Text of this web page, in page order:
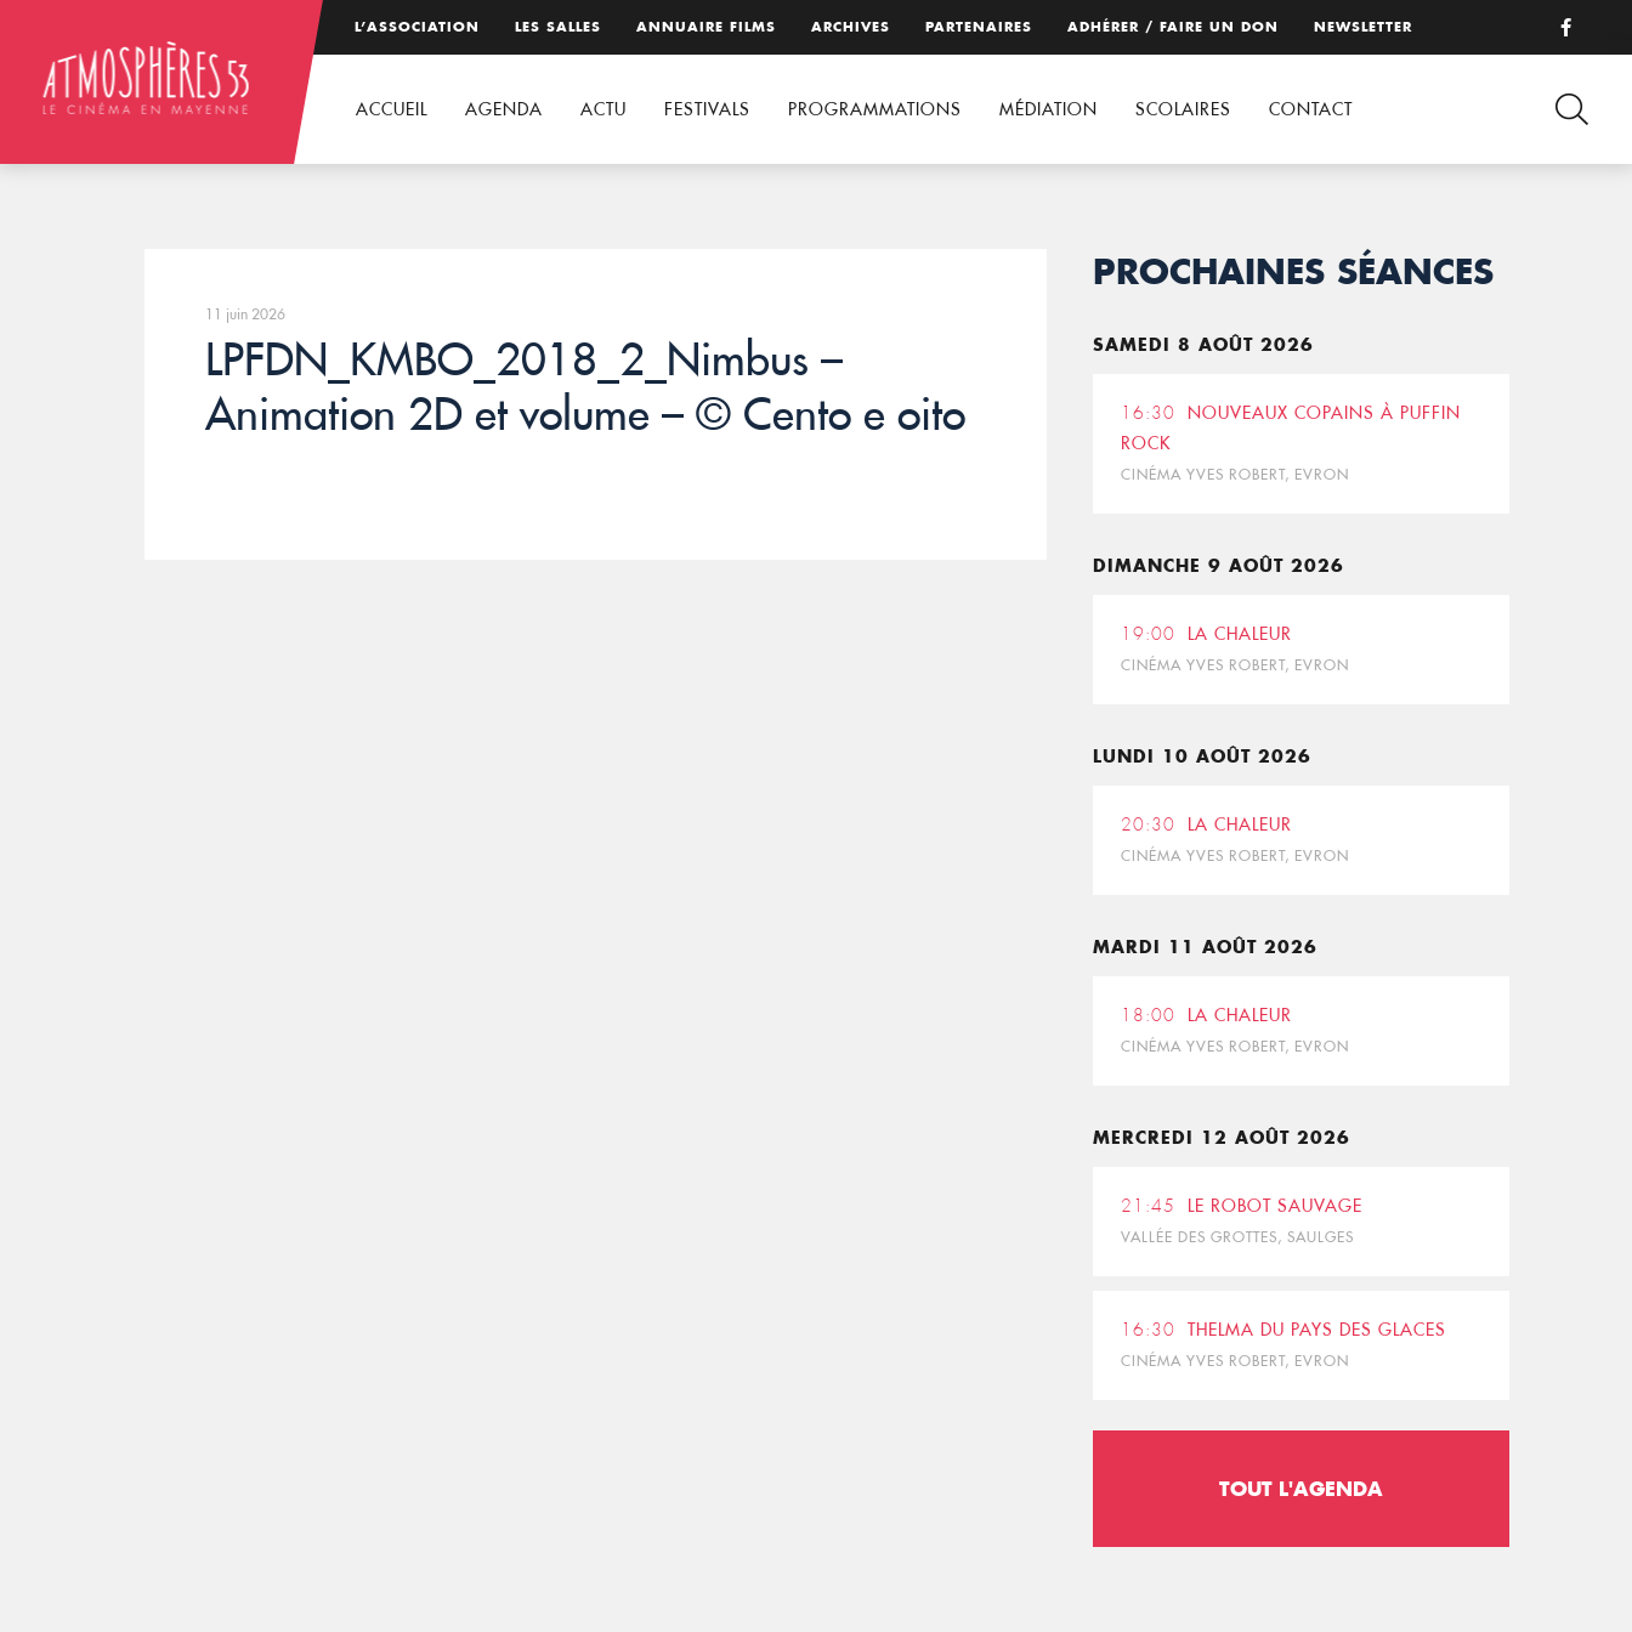
L’ASSOCIATION LES SALLES ANNUAIRE FILMS ARCHIVES PARTENAIRES ADHÉRER / FAIRE UN DON NEWSLETTER
ACCUEIL AGENDA ACTU FESTIVALS PROGRAMMATIONS MÉDIATION SCOLAIRES CONTACT
11 juin 2026
LPFDN_KMBO_2018_2_Nimbus –
Animation 2D et volume – © Cento e oito
PROCHAINES SÉANCES
SAMEDI 8 AOÛT 2026
16:30
NOUVEAUX COPAINS À PUFFIN
ROCK
CINÉMA YVES ROBERT, EVRON
DIMANCHE 9 AOÛT 2026
19:00 LA CHALEUR
CINÉMA YVES ROBERT, EVRON
LUNDI 10 AOÛT 2026
20:30 LA CHALEUR
CINÉMA YVES ROBERT, EVRON
MARDI 11 AOÛT 2026
18:00 LA CHALEUR
CINÉMA YVES ROBERT, EVRON
MERCREDI 12 AOÛT 2026
21:45 LE ROBOT SAUVAGE
VALLÉE DES GROTTES, SAULGES
16:30 THELMA DU PAYS DES GLACES
CINÉMA YVES ROBERT, EVRON
TOUT L'AGENDA